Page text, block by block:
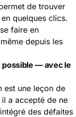
de trouver
quelques clics.
faire en
depuis les
possible — avec le
est une leçon de
a accepté de ne
des défaites